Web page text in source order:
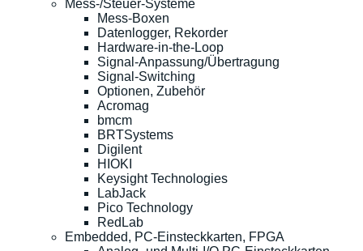
Mess-/Steuer-Systeme
Mess-Boxen
Datenlogger, Rekorder
Hardware-in-the-Loop
Signal-Anpassung/Übertragung
Signal-Switching
Optionen, Zubehör
Acromag
bmcm
BRTSystems
Digilent
HIOKI
Keysight Technologies
LabJack
Pico Technology
RedLab
Embedded, PC-Einsteckkarten, FPGA